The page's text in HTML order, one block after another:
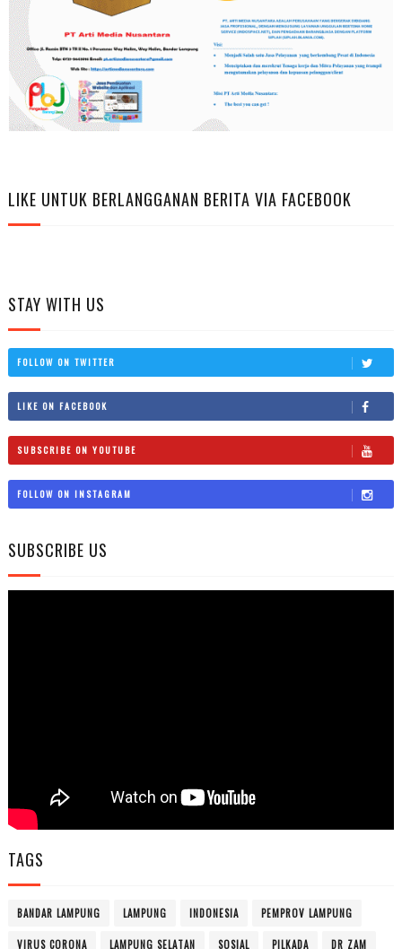
LIKE UNTUK BERLANGGANAN BERITA VIA FACEBOOK
STAY WITH US
FOLLOW ON TWITTER
LIKE ON FACEBOOK
SUBSCRIBE ON YOUTUBE
FOLLOW ON INSTAGRAM
SUBSCRIBE US
TAGS
BANDAR LAMPUNG LAMPUNG INDONESIA PEMPROV LAMPUNG
VIRUS CORONA LAMPUNG SELATAN SOSIAL PILKADA DR ZAM